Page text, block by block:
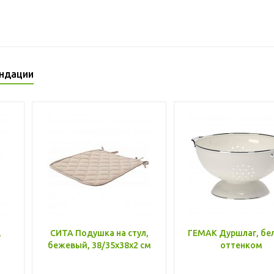
СИТА Подушка на стул,
бежевый, 38/35x38x2 см
ГЕМАК Дуршлаг,
оттенком